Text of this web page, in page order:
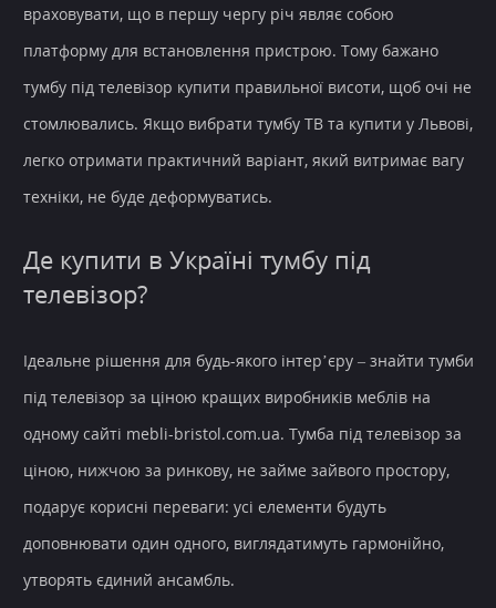
враховувати, що в першу чергу річ являє собою
платформу для встановлення пристрою. Тому бажано
тумбу під телевізор купити правильної висоти, щоб очі не
стомлювались. Якщо вибрати тумбу ТВ та купити у Львові,
легко отримати практичний варіант, який витримає вагу
техніки, не буде деформуватись.
Де купити в Україні тумбу під
телевізор?
Ідеальне рішення для будь-якого інтер’єру – знайти тумби
під телевізор за ціною кращих виробників меблів на
одному сайті mebli-bristol.com.ua. Тумба під телевізор за
ціною, нижчою за ринкову, не займе зайвого простору,
подарує корисні переваги: усі елементи будуть
доповнювати один одного, виглядатимуть гармонійно,
утворять єдиний ансамбль.